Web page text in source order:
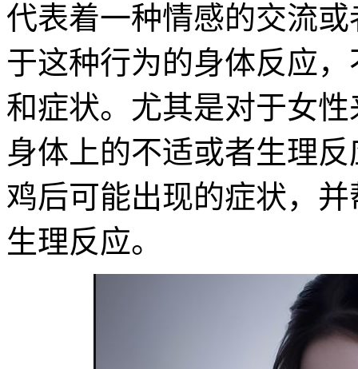
代表着一种情感的交流
于这种行为的身体反应
和症状。尤其是对于女
身体上的不适或者生理
鸡后可能出现的症状，
生理反应。